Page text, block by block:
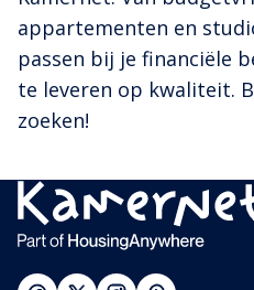
appartementen en
passen bij je financiële
te leveren op kwaliteit.
zoeken!